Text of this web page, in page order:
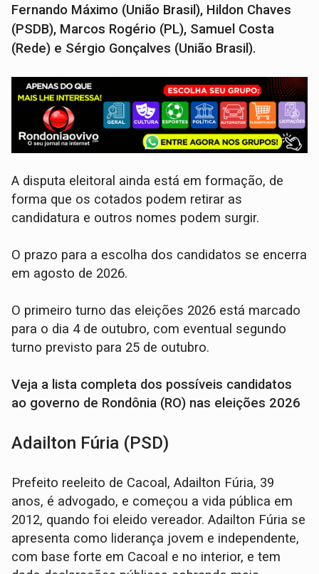
Fernando Máximo (União Brasil), Hildon Chaves
(PSDB), Marcos Rogério (PL), Samuel Costa
(Rede) e Sérgio Gonçalves (União Brasil).
A disputa eleitoral ainda está em formação, de
forma que os cotados podem retirar as
candidatura e outros nomes podem surgir.
O prazo para a escolha dos candidatos se encerra
em agosto de 2026.
O primeiro turno das eleições 2026 está marcado
para o dia 4 de outubro, com eventual segundo
turno previsto para 25 de outubro.
Veja a lista completa dos possíveis candidatos
ao governo de Rondônia (RO) nas eleições 2026
Adailton Fúria (PSD)
Prefeito reeleito de Cacoal, Adailton Fúria, 39
anos, é advogado, e começou a vida pública em
2012, quando foi eleido vereador. Adailton Fúria se
apresenta como liderança jovem e independente,
com base forte em Cacoal e no interior, e tem